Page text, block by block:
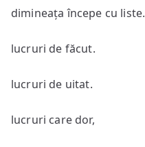
dimineața începe cu liste.
lucruri de făcut.
lucruri de uitat.
lucruri care dor,